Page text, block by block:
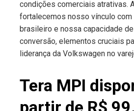
condições comerciais atrativas.
fortalecemos nosso vínculo com
brasileiro e nossa capacidade
conversão, elementos cruciais
liderança da Volkswagen no
Tera MPI
partir de R$